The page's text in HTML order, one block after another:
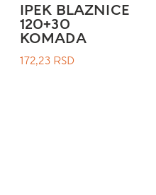
IPEK BLAZNICE
120+30
KOMADA
172,23 RSD